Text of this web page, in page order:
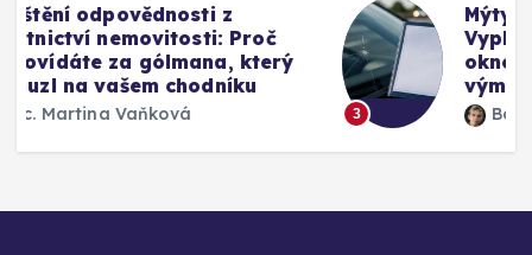
3
Mýty o pojištění skel u auta:
Vyplatí se připlatit si za přední
okno a jak funguje oprava bez
výměny
Bc. Martina Vaňková